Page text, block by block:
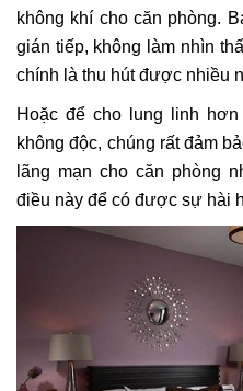
không khí cho căn phòng.
gián tiếp, không làm nhìn
chính là thu hút được nhiều
Hoặc để cho lung linh
không độc, chúng rất đảm
lãng mạn cho căn phòng
điều này để có được sự hài